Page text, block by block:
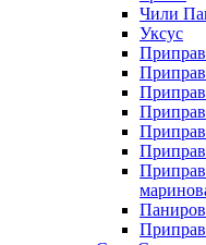
Чили
Уксус